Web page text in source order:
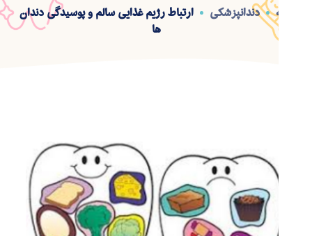
خانه دندانپزشکی
ارتباط رژیم غذایی سالم و پوسیدگی دندان
ها